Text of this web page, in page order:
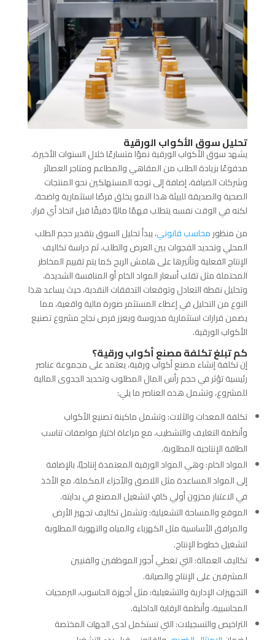
تحليل سوق الأكواب الورقية
يشهد سوق الأكواب الورقية نموًا متسارعًا خلال السنوات الأخيرة،
مدفوعًا بزيادة الطلب من المقاهي والمطاعم ومتاجر العصائر
وشركات الضيافة، إضافة إلى توجه المستهلكين نحو المنتجات
الصحية والصديقة للبيئة هذا النمو يخلق فرصًا استثمارية واضحة،
لكنه في الوقت نفسه يتطلب فهمًا ماليًا دقيقًا قبل اتخاذ أي قرار.
من منظورمحاسب قانوني، يبدأ تحليل السوق بتقدير حجم الطلب
المحلي وتحديد الفجوات بين العرض والطلب، ثم دراسة تكاليف
الإنتاج الفعلية وتأثيرها على هامش الربح كما يتم تقييم المخاطر
المحتملة مثل تقلب أسعار المواد الخام أو المنافسة الشديدة،
وتحليل نقطة التعادل وتوقعات التدفقات النقدية، حيث يساعد هذا
النوع من التحليل في إعطاء المستثمر صورة مالية واقعية، مما
يضمن قرارات استثمارية مدروسة ويعزز فرص نجاح مشروع تصنيع
الأكواب الورقية.
كم تبلغ تكلفة مصنع أكواب ورقية؟
إن تكلفة إنشاء مصنع أكواب ورقية، يعتمد على مجموعة عناصر
رئيسية تؤثر في حجم رأس المال المطلوب وتحديد الجدوى المالية
للمشروع، وتشمل هذه العناصر ما يلي:
تكلفة المعدات والآلات: وتشمل ماكينة تصنيع الأكواب
وأنظمة التغليف والتشطيب، مع مراعاة اختيار مواصفات تناسب
الطاقة الإنتاجية المطلوبة.
المواد الخام: وهي المواد الورقية المعتمدة إنتاجيًا، بالإضافة
إلى المواد المساعدة مثل اللاصق والأجزاء المكملة، مع الأخذ
في الاعتبار مخزون أولي كافٍ لتشغيل المصنع في بدايته.
الموقع والمساحة التشغيلية: وتشمل تكاليف تجهيز الأرض
والمرافق الأساسية مثل الكهرباء والمياه والتهوية المطلوبة
لتشغيل خطوط الإنتاج.
تكاليف العمالة: التي تغطي أجور الموظفين والفنيين
المشرفين على الإنتاج والصيانة.
التجهيزات الإدارية والتشغيلية: مثل أجهزة الحاسوب، البرمجيات
المحاسبية، وأنظمة الرقابة الداخلية.
التراخيص والتسجيلات: التي تستكمل لدى الجهات المختصة